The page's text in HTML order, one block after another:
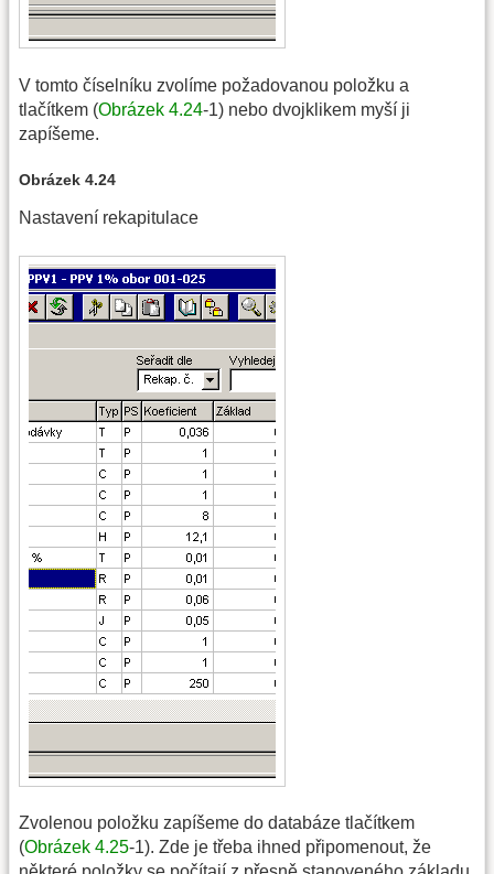
V tomto číselníku zvolíme požadovanou položku a
tlačítkem (Obrázek 4.24-1) nebo dvojklikem myší ji
zapíšeme.
Obrázek 4.24
Nastavení rekapitulace
Zvolenou položku zapíšeme do databáze tlačítkem
(Obrázek 4.25-1). Zde je třeba ihned připomenout, že